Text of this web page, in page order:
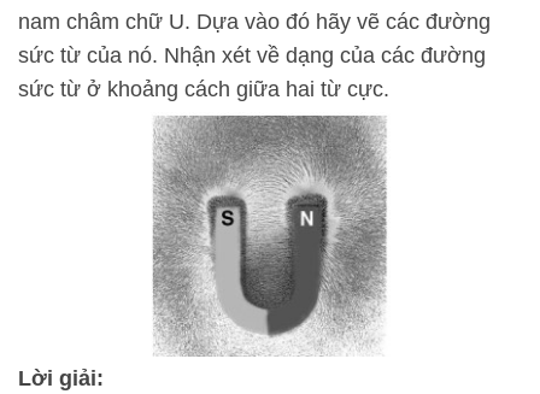
nam châm chữ U. Dựa vào đó hãy vẽ các đường
sức từ của nó. Nhận xét về dạng của các đường
sức từ ở khoảng cách giữa hai từ cực.
Lời giải: